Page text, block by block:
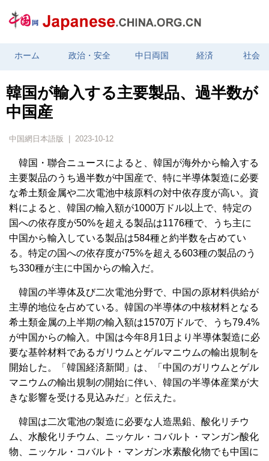
ホーム 政治・安全 中日両国 経済 社会
韓国が輸入する主要製品、過半数が
中国産
中国網日本語版 | 2023-10-12
韓国・聯合ニュースによると、韓国が海外から輸入する
主要製品のうち過半数が中国産で、特に半導体製造に必要
な希土類金属や二次電池中核原料の対中依存度が高い。資
料によると、韓国の輸入額が1000万ドル以上で、特定の
国への依存度が50%を超える製品は1176種で、うち主に
中国から輸入している製品は584種と約半数を占めてい
る。特定の国への依存度が75%を超える603種の製品のう
ち330種が主に中国からの輸入だ。
韓国の半導体及び二次電池分野で、中国の原材料供給が
主導的地位を占めている。韓国の半導体の中核材料となる
希土類金属の上半期の輸入額は1570万ドルで、うち79.4%
が中国からの輸入。中国は今年8月1日より半導体製造に必
要な基幹材料であるガリウムとゲルマニウムの輸出規制を
開始した。「韓国経済新聞」は、「中国のガリウムとゲル
マニウムの輸出規制の開始に伴い、韓国の半導体産業が大
きな影響を受ける見込みだ」と伝えた。
韓国は二次電池の製造に必要な人造黒鉛、酸化リチウ
ム、水酸化リチウム、ニッケル・コバルト・マンガン酸化
物、ニッケル・コバルト・マンガン水素酸化物でも中国に